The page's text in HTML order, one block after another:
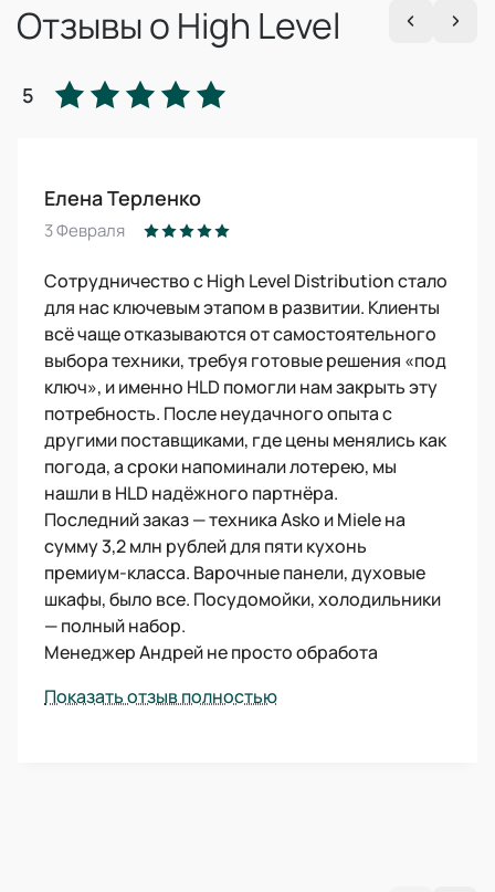
Отзывы о High Level
5
Елена Терленко
3 Февраля
Сотрудничество с High Level Distribution стало
для нас ключевым этапом в развитии. Клиенты
всё чаще отказываются от самостоятельного
выбора техники, требуя готовые решения «под
ключ», и именно HLD помогли нам закрыть эту
потребность. После неудачного опыта с
другими поставщиками, где цены менялись как
погода, а сроки напоминали лотерею, мы
нашли в HLD надёжного партнёра.
Последний заказ — техника Asko и Miele на
сумму 3,2 млн рублей для пяти кухонь
премиум-класса. Варочные панели, духовые
шкафы, было все. Посудомойки, холодильники
— полный набор.
Менеджер Андрей не просто обработа
Показать отзыв полностью